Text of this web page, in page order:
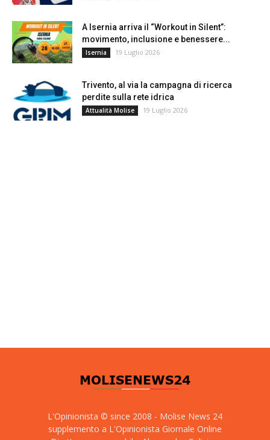
A Isernia arriva il “Workout in Silent”:
movimento, inclusione e benessere...
Isernia 19 Luglio 2026
Trivento, al via la campagna di ricerca
perdite sulla rete idrica
Attualità Molise 19 Luglio 2026
L'Opinionista © since 2008 - Molise News 24
supplemento a L'Opinionista Giornale Online